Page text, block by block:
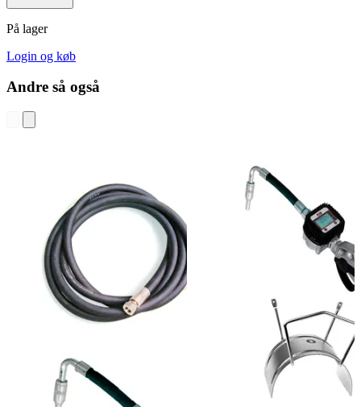
På lager
Login og køb
Andre så også